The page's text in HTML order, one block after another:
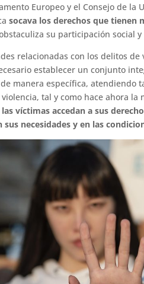
Europeo y el Consejo de la
socava los derechos que tienen
su participación social
relacionadas con los delitos
establecer un conjunto
manera específica, atendiendo
tal y como hace ahora la
víctimas accedan a sus
sus necesidades y en las